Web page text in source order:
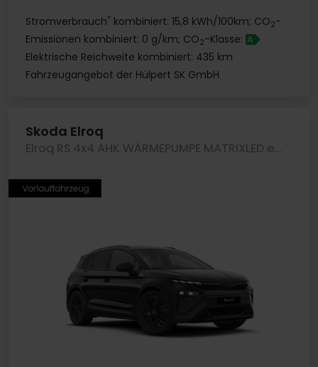
Stromverbrauch* kombiniert: 15,8 kWh/100km; CO2-
Emissionen kombiniert: 0 g/km; CO2-Klasse: A
Elektrische Reichweite kombiniert: 435 km
Fahrzeugangebot der Hülpert SK GmbH
Skoda Elroq
Elroq RS 4x4 AHK WÄRMEPUMPE MATRIXLED eSITZE